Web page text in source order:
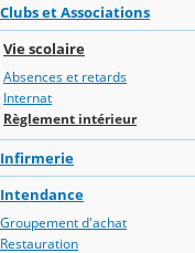
Clubs et Associations
Vie scolaire
Absences et retards
Internat
Règlement intérieur
Infirmerie
Intendance
Groupement d'achat
Restauration